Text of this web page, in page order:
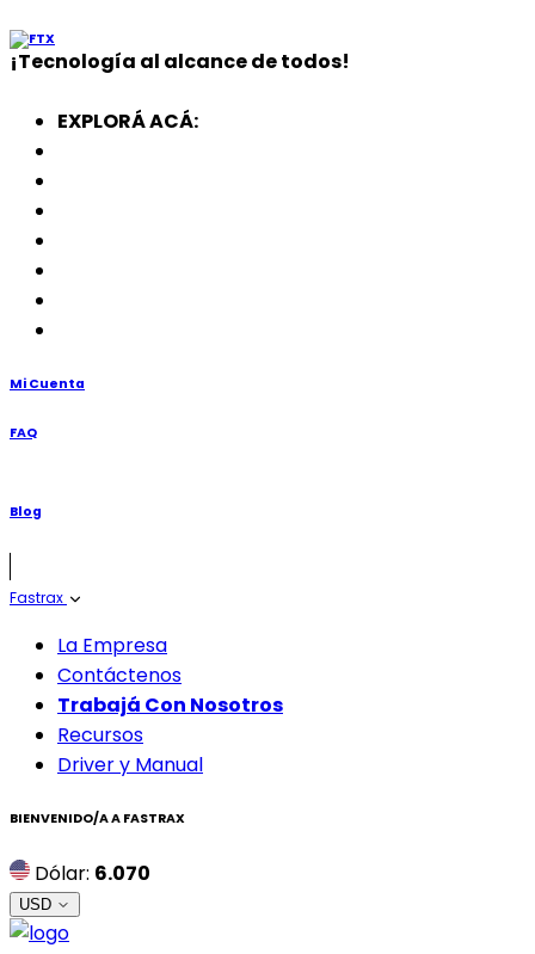
¡Tecnología al alcance de todos!
EXPLORÁ ACÁ:
Mi Cuenta
FAQ
Blog
Fastrax
La Empresa
Contáctenos
Trabajá Con Nosotros
Recursos
Driver y Manual
BIENVENIDO/A A FASTRAX
Dólar: 6.070
USD